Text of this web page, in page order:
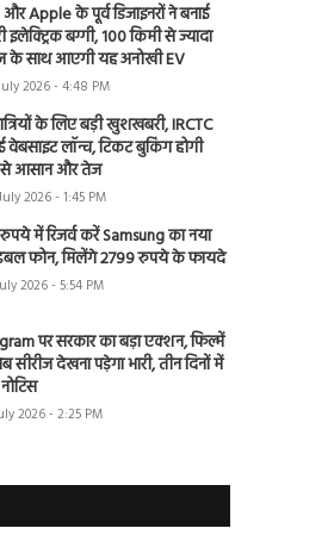
Apple के पूर्व डिजाइनरों ने बनाई
इलेक्ट्रिक बग्गी, 100 किमी से ज्यादा
के साथ आएगी यह अनोखी EV
2026 - 4:48 PM
के लिए बड़ी खुशखबरी, IRCTC
वेबसाइट लॉन्च, टिकट बुकिंग होगी
आसान और तेज
2026 - 1:45 PM
में रिजर्व करें Samsung का नया
फोन, मिलेंगे 2799 रुपये के फायदे
2026 - 5:54 PM
पर सरकार का बड़ा एक्शन, फिल्में
सीरीज देखना पड़ेगा भारी, तीन दिनों में
2026 - 2:25 PM